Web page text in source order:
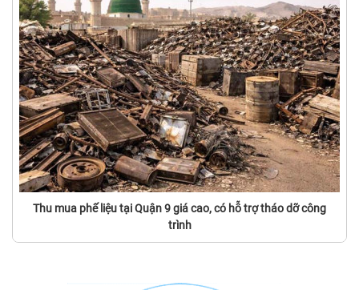
Thu mua phế liệu tại Quận 9 giá cao, có hỗ trợ tháo dỡ công
trình